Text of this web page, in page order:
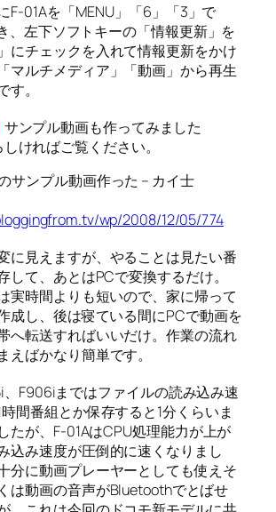
F-01Aを「MENU」「6」「3」で
、左下ソフトキーの「情報更新」を
にチェックを入れて情報更新をかけ
マルチメディア」「動画」から再生
。
サンプル動画も作ってみました
ければご覧ください。
サンプル動画作った – カイ士
wp/2008/12/05/774
に見えますが、やることは見たい番
して、あとはPCで変換するだけ。
実時間よりも短いので、家に帰って
成し、後は寝ている間にPCで動画を
へ転送すればいいだけ。作業の流れ
えばかなり簡単です。
F906iまではファイルの読み込み速
間番組とか保存すると1分くらいま
たが、F-01AはCPU処理能力が上が
込み速度が圧倒的に速くなりまし
分に動画プレーヤーとしても使えそ
は動画の音声がBluetoothでとばせ